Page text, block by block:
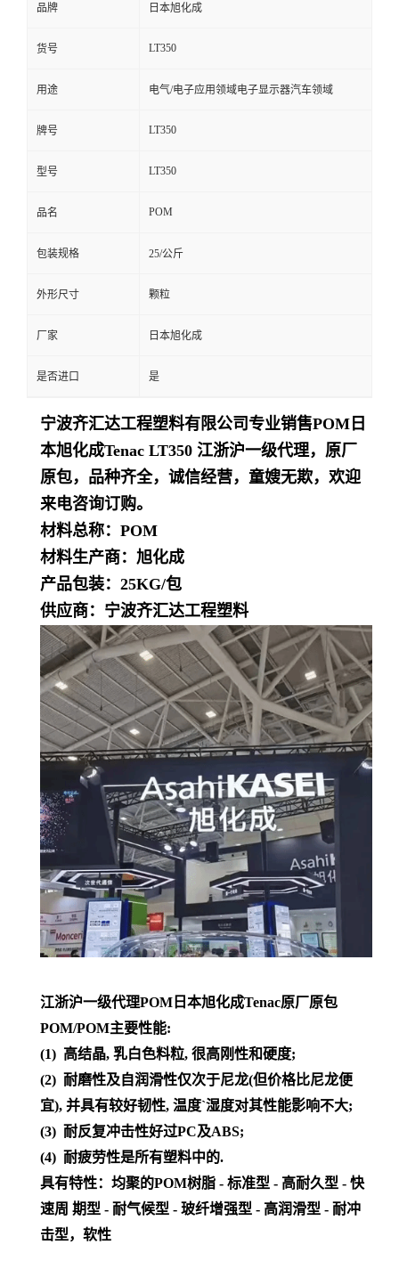
品牌 日本旭化成
货号 LT350
用途 电气/电子应用领域电子显示器汽车领域
牌号 LT350
型号 LT350
品名 POM
包装规格 25/公斤
外形尺寸 颗粒
厂家 日本旭化成
是否进口 是
宁波齐汇达工程塑料有限公司专业销售POM日
本旭化成Tenac LT350 江浙沪一级代理，原厂
原包，品种齐全，诚信经营，童嫂无欺，欢迎
来电咨询订购。
材料总称：POM
材料生产商：旭化成
产品包装：25KG/包
供应商：宁波齐汇达工程塑料
江浙沪一级代理POM日本旭化成Tenac原厂原包
POM/POM主要性能:
(1) 高结晶, 乳白色料粒, 很高刚性和硬度;
(2) 耐磨性及自润滑性仅次于尼龙(但价格比尼龙便
宜), 并具有较好韧性, 温度`湿度对其性能影响不大;
(3) 耐反复冲击性好过PC及ABS;
(4) 耐疲劳性是所有塑料中的.
具有特性：均聚的POM树脂 - 标准型 - 高耐久型 - 快
速周 期型 - 耐气候型 - 玻纤增强型 - 高润滑型 - 耐冲
击型，软性